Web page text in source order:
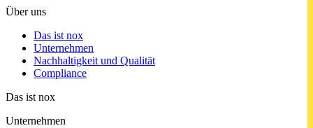
Über uns
Das ist nox
Unter­nehmen
Nachhaltigkeit und Qualität
Compliance
Das ist nox
Unter­nehmen